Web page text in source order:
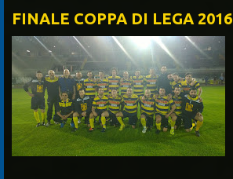
FINALE COPPA DI LEGA 2016